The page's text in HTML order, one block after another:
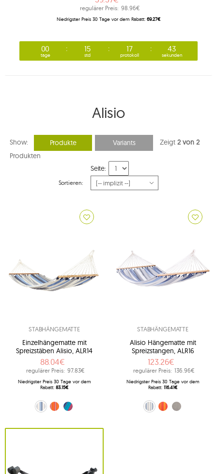
regulärer Preis: 98.96€
Niedrigster Preis 30 Tage vor dem Rabatt: 69.27€
00
tage
15
std
17
protokoll
42
sekunden
Alisio
Show: Produkte Variants Zeigt 2 von 2
Produkten
Seite:
Sortieren:
STABHÄNGEMATTE
Einzelhängematte mit
Spreizstäben Alisio, ALR14
88.04€
regulärer Preis: 97.83€
Niedrigster Preis 30 Tage vor dem
Rabatt: 83.15€
blau-weiß (13 - Sea Salt)
Orange (28 - Toucan)
Blau (38)
STABHÄNGEMATTE
Alisio Hängematte mit
Spreizstangen, ALR16
123.26€
regulärer Preis: 136.96€
Niedrigster Preis 30 Tage vor dem
Rabatt: 116.41€
blau-weiß (13)
Orange (28)Grau (W6)